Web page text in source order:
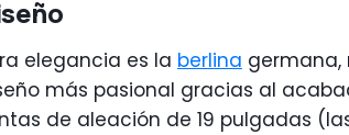
elegancia es la berlina
más pasional gracias al
de aleación de 19 pulgadas